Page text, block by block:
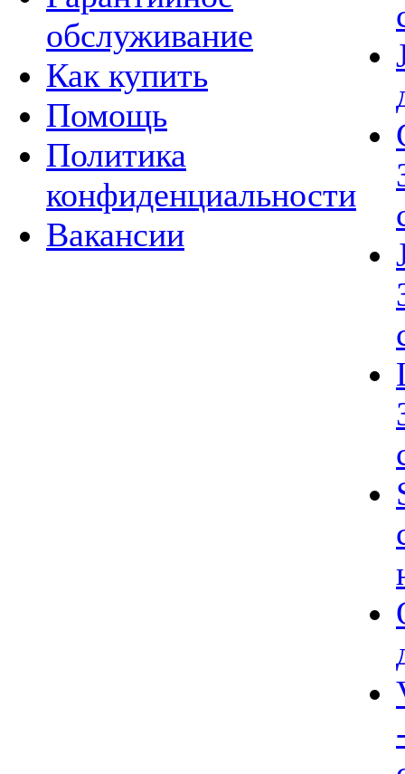
обслуживание
Как купить
Помощь
Политика
конфиденциальности
Вакансии